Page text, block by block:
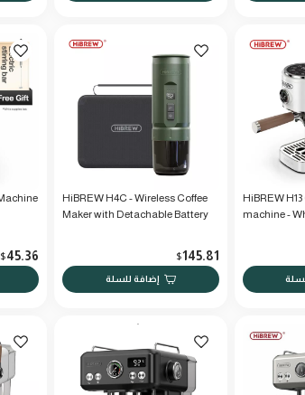
HiBREW
machine -
HiBREW H4C - Wireless Coffee
Maker with Detachable Battery
145.81
$
إضافة للسلة
45.36
$